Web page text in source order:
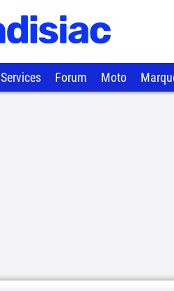
Services Forum Moto